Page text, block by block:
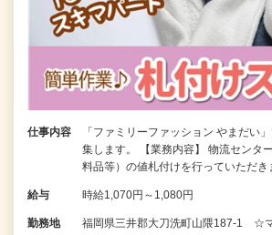
仕事内容
「ファミリーファッション やまだい
集します。 【業務内容】 物流センタ
料品等）の値札付けを行っていただき
給与 時給1,070円～1,080円
勤務地 福岡県三井郡大刀洗町山隈187-1 ☆